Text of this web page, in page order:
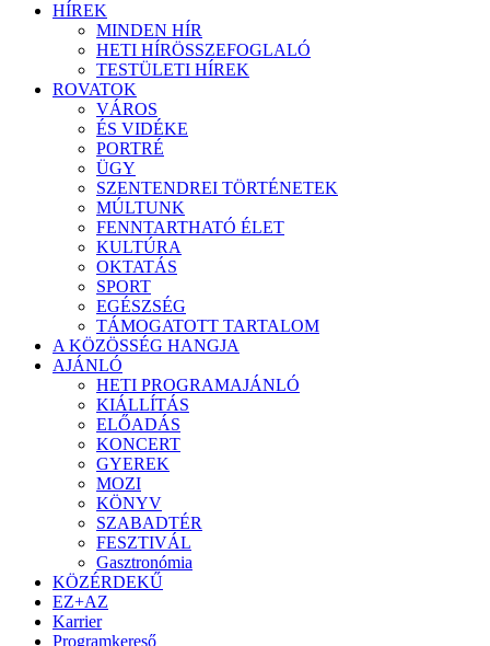
HÍREK
MINDEN HÍR
HETI HÍRÖSSZEFOGLALÓ
TESTÜLETI HÍREK
ROVATOK
VÁROS
ÉS VIDÉKE
PORTRÉ
ÜGY
SZENTENDREI TÖRTÉNETEK
MÚLTUNK
FENNTARTHATÓ ÉLET
KULTÚRA
OKTATÁS
SPORT
EGÉSZSÉG
TÁMOGATOTT TARTALOM
A KÖZÖSSÉG HANGJA
AJÁNLÓ
HETI PROGRAMAJÁNLÓ
KIÁLLÍTÁS
ELŐADÁS
KONCERT
GYEREK
MOZI
KÖNYV
SZABADTÉR
FESZTIVÁL
Gasztronómia
KÖZÉRDEKŰ
EZ+AZ
Karrier
Programkereső